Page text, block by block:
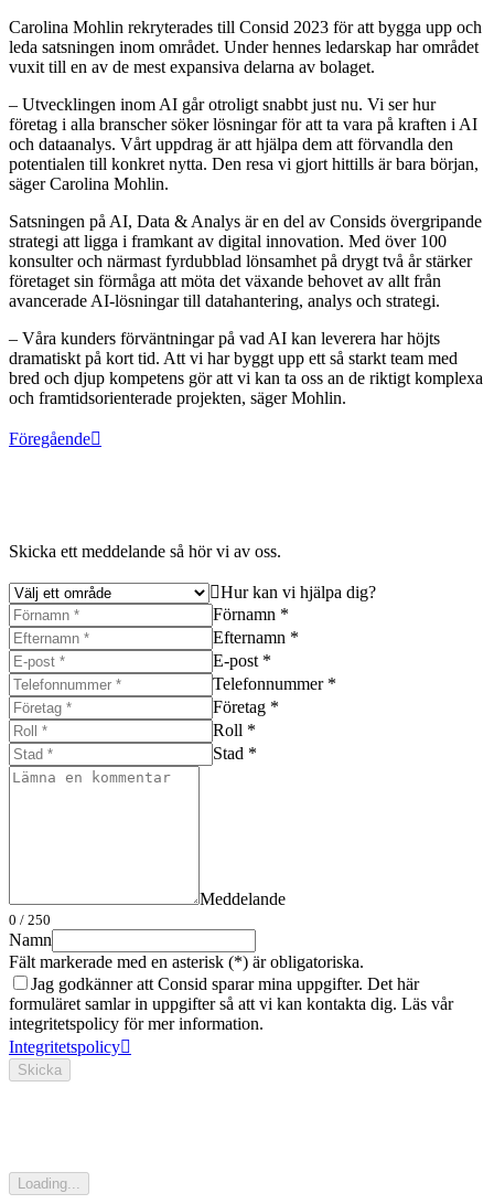
Carolina Mohlin rekryterades till Consid 2023 för att bygga upp och
leda satsningen inom området. Under hennes ledarskap har området
vuxit till en av de mest expansiva delarna av bolaget.
– Utvecklingen inom AI går otroligt snabbt just nu. Vi ser hur
företag i alla branscher söker lösningar för att ta vara på kraften i AI
och dataanalys. Vårt uppdrag är att hjälpa dem att förvandla den
potentialen till konkret nytta. Den resa vi gjort hittills är bara början,
säger Carolina Mohlin.
Satsningen på AI, Data & Analys är en del av Consids övergripande
strategi att ligga i framkant av digital innovation. Med över 100
konsulter och närmast fyrdubblad lönsamhet på drygt två år stärker
företaget sin förmåga att möta det växande behovet av allt från
avancerade AI-lösningar till datahantering, analys och strategi.
– Våra kunders förväntningar på vad AI kan leverera har höjts
dramatiskt på kort tid. Att vi har byggt upp ett så starkt team med
bred och djup kompetens gör att vi kan ta oss an de riktigt komplexa
och framtidsorienterade projekten, säger Mohlin.
Föregående
Skicka ett meddelande så hör vi av oss.
Hur kan vi hjälpa dig?
Förnamn *
Efternamn *
E-post *
Telefonnummer *
Företag *
Roll *
Stad *
Meddelande
0 / 250
Namn
Fält markerade med en asterisk (*) är obligatoriska.
Jag godkänner att Consid sparar mina uppgifter. Det här
formuläret samlar in uppgifter så att vi kan kontakta dig. Läs vår
integritetspolicy för mer information.
Integritetspolicy
Skicka
Loading...